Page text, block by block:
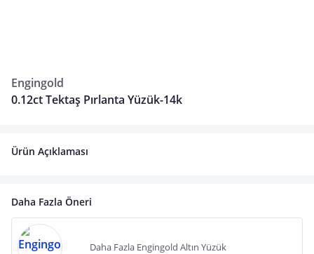
Engingold
0.12ct Tektaş Pırlanta Yüzük-14k
Ürün Açıklaması
Daha Fazla Öneri
Daha Fazla Engingold Altın Yüzük